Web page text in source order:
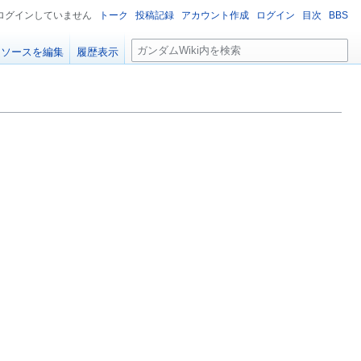
グインしていません トーク 投稿記録 アカウント作成 ログイン 目次 BBS
ソースを編集 履歴表示
検
索